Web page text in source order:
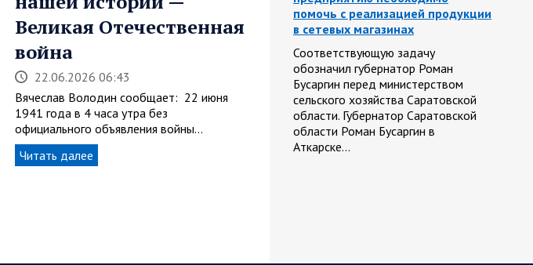
Великая Отечественная
война
22.06.2026 06:43
Вячеслав Володин сообщает: 22 июня
1941 года в 4 часа утра без
официального объявления войны…
Читать далее
помочь с реализацией продукции
в сетевых магазинах
Соответствующую задачу
обозначил губернатор Роман
Бусаргин перед министерством
сельского хозяйства Саратовской
области. Губернатор Саратовской
области Роман Бусаргин в
Аткарске…